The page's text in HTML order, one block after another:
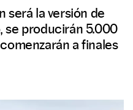
será la versión de
se producirán 5.000
a finales